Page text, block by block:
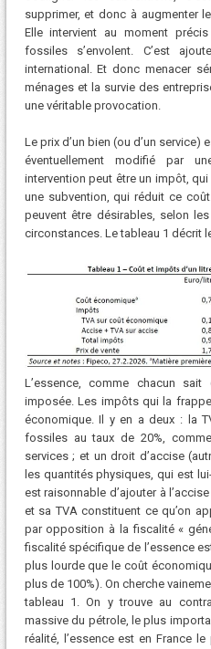
supprimer, et donc à augmenter
Elle intervient au moment
fossiles s’envolent. C’est
international. Et donc menacer
ménages et la survie des
une véritable provocation.
Le prix d’un bien (ou d’un
éventuellement modifié par
intervention peut être un impôt,
une subvention, qui réduit ce
peuvent être désirables, selon
circonstances. Le tableau 1 décrit
L’essence, comme chacun
imposée. Les impôts qui la
économique. Il y en a deux : la
fossiles au taux de 20%,
services ; et un droit d’accise
les quantités physiques, qui est
est raisonnable d’ajouter à
et sa TVA constituent ce qu’on
par opposition à la fiscalité «
fiscalité spécifique de l’essence
plus lourde que le coût
plus de 100%). On cherche
tableau 1. On y trouve au
massive du pétrole, le plus
réalité, l’essence est en France